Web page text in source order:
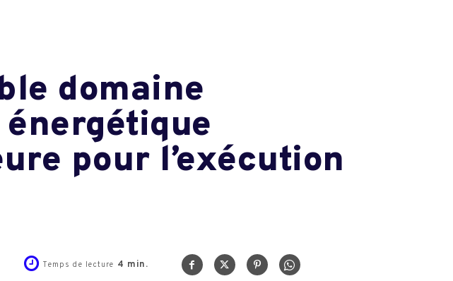
domaine
pour l’exécution
Temps de lecture 4 min.